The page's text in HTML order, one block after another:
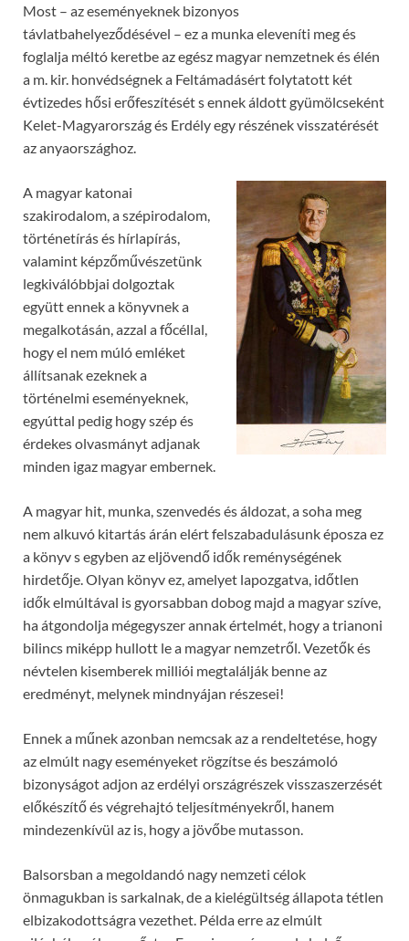
Most – az eseményeknek bizonyos
távlatbahelyeződésével – ez a munka eleveníti meg és
foglalja méltó keretbe az egész magyar nemzetnek és élén
a m. kir. honvédségnek a Feltámadásért folytatott két
évtizedes hősi erőfeszítését s ennek áldott gyümölcseként
Kelet-Magyarország és Erdély egy részének visszatérését
az anyaországhoz.
A magyar katonai
szakirodalom, a szépirodalom,
történetírás és hírlapírás,
valamint képzőművészetünk
legkiválóbbjai dolgoztak
együtt ennek a könyvnek a
megalkotásán, azzal a főcéllal,
hogy el nem múló emléket
állítsanak ezeknek a
történelmi eseményeknek,
egyúttal pedig hogy szép és
érdekes olvasmányt adjanak
minden igaz magyar embernek.
A magyar hit, munka, szenvedés és áldozat, a soha meg
nem alkuvó kitartás árán elért felszabadulásunk éposza ez
a könyv s egyben az eljövendő idők reménységének
hirdetője. Olyan könyv ez, amelyet lapozgatva, időtlen
idők elmúltával is gyorsabban dobog majd a magyar szíve,
ha átgondolja mégegyszer annak értelmét, hogy a trianoni
bilincs miképp hullott le a magyar nemzetről. Vezetők és
névtelen kisemberek milliói megtalálják benne az
eredményt, melynek mindnyájan részesei!
Ennek a műnek azonban nemcsak az a rendeltetése, hogy
az elmúlt nagy eseményeket rögzítse és beszámoló
bizonyságot adjon az erdélyi országrészek visszaszerzését
előkészítő és végrehajtó teljesítményekről, hanem
mindezenkívül az is, hogy a jövőbe mutasson.
Balsorsban a megoldandó nagy nemzeti célok
önmagukban is sarkalnak, de a kielégültség állapota tétlen
elbizakodottságra vezethet. Példa erre az elmúlt